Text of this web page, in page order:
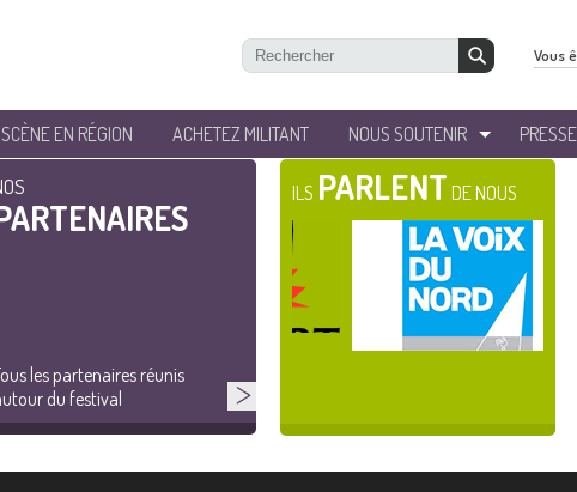
EN RÉGION ACHETEZ MILITANT NOUS SOUTENIR PRESSE
Vous
les partenaires réunis
du festival
ILS PARLENT DE NOUS